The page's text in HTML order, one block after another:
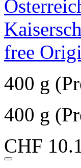
free
400 g
400 g
CHF